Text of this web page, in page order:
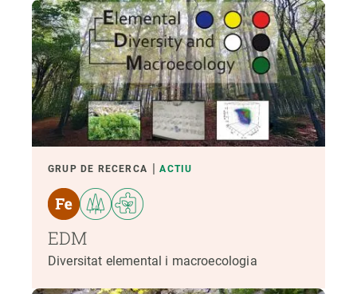
GRUP DE RECERCA ACTIU
EDM
Diversitat elemental i macroecologia